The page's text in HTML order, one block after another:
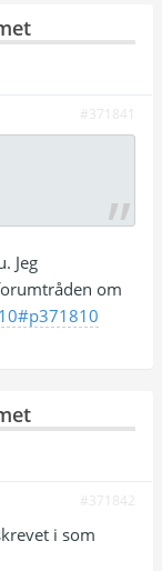
#371841
Jeg
om
#371842
i som